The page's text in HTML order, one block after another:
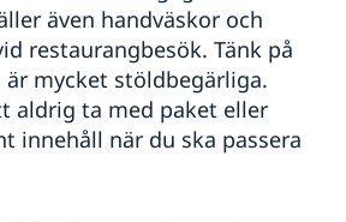
även handväskor och
restaurangbesök. Tänk på
är mycket stöldbegärliga.
aldrig ta med paket eller
innehåll när du ska passera